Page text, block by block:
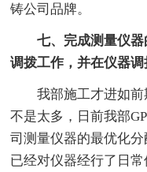
铸公司品牌。
七、完成测量仪器
调拨工作，并在仪器
我部施工才进如前
不是太多，日前我部
司测量仪器的最优化
已经对仪器经行了日